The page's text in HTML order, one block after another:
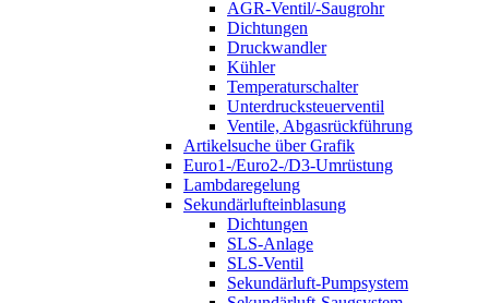
AGR-Ventil/-Saugrohr
Dichtungen
Druckwandler
Kühler
Temperaturschalter
Unterdrucksteuerventil
Ventile, Abgasrückführung
Artikelsuche über Grafik
Euro1-/Euro2-/D3-Umrüstung
Lambdaregelung
Sekundärlufteinblasung
Dichtungen
SLS-Anlage
SLS-Ventil
Sekundärluft-Pumpsystem